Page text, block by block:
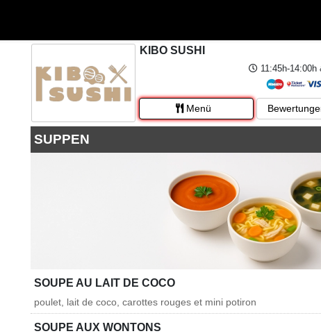
KIBO SUSHI
11:45h-14:00h
Menü
SUPPEN
SOUPE AU LAIT DE COCO
poulet, lait de coco, carottes rouges et mini potiron
SOUPE AUX WONTONS